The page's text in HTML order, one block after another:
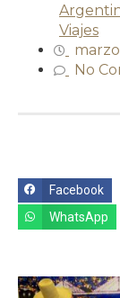
Viajes
No
Facebook
WhatsApp